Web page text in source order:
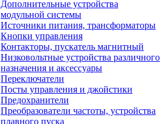
Дополнительные устройства
модульной системы
Источники питания, трансформаторы
Кнопки управления
Контакторы, пускатель магнитный
Низковольтные устройства различного
назначения и аксессуары
Переключатели
Посты управления и джойстики
Предохранители
Преобразователи частоты, устройства
плавного пуска